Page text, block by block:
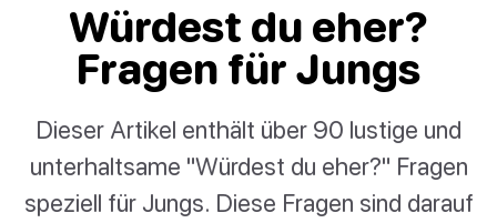
Würdest du eher?
Fragen für Jungs
Dieser Artikel enthält über 90 lustige und
unterhaltsame "Würdest du eher?" Fragen
speziell für Jungs. Diese Fragen sind darauf